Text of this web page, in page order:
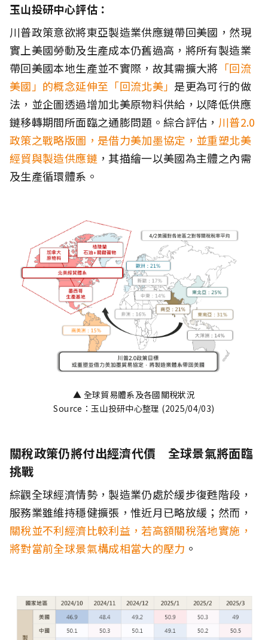
玉山投研中心評估：
川普政策意欲將東亞製造業供應鏈帶回美國，然現
實上美國勞動及生產成本仍舊過高，將所有製造業
帶回美國本地生產並不實際，故其需擴大將 「回流
美國」的概念延伸至「回流北美」 是更為可行的做
法，並企圖透過增加北美原物料供給，以降低供應
鏈移轉期間所面臨之通膨問題。綜合評估， 川普2.0
政策之戰略版圖，是借力美加墨協定，並重塑北美
經貿與製造供應鏈 ，其描繪一以美國為主體之內需
及生產循環體系。
▲ 全球貿易體系及各國關稅狀況
Source：玉山投研中心整理 (2025/04/03)
關稅政策仍將付出經濟代價 全球景氣將面臨
挑戰
綜觀全球經濟情勢，製造業仍處於緩步復甦階段，
服務業雖維持穩健擴張，惟近月已略放緩；然而，
關稅並不利經濟比較利益，若高額關稅落地實施，
將對當前全球景氣構成相當大的壓力 。